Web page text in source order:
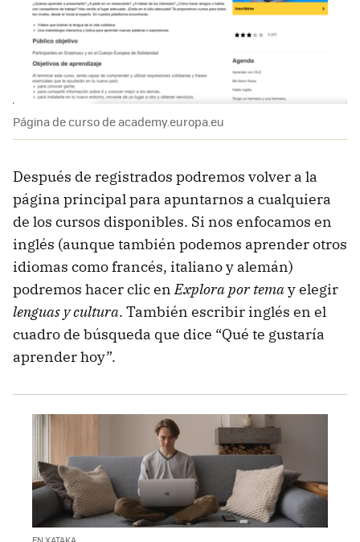
Página de curso de academy.europa.eu
Después de registrados podremos volver a la
página principal para apuntarnos a cualquiera
de los cursos disponibles. Si nos enfocamos en
inglés (aunque también podemos aprender otros
idiomas como francés, italiano y alemán)
podremos hacer clic enExplora por temay elegir
lenguas y cultura. También escribir inglés en el
cuadro de búsqueda que dice “Qué te gustaría
aprender hoy”.